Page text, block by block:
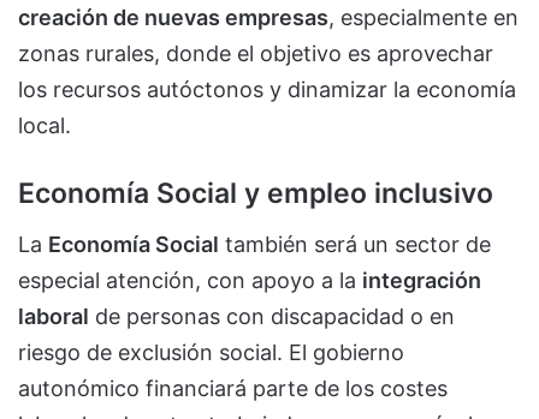
creación de nuevas empresas, especialmente en
zonas rurales, donde el objetivo es aprovechar
los recursos autóctonos y dinamizar la economía
local.
Economía Social y empleo inclusivo
La Economía Social también será un sector de
especial atención, con apoyo a la integración
laboral de personas con discapacidad o en
riesgo de exclusión social. El gobierno
autonómico financiará parte de los costes